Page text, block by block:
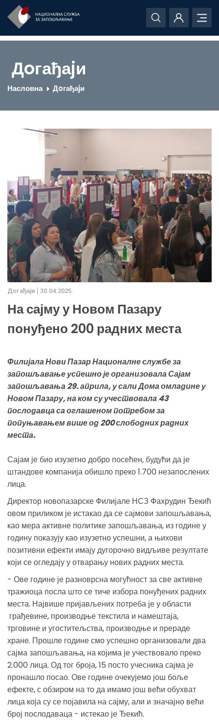
Дoгађаjи
Насловна Дoгађаjи
Дoгађаjи 30.04.2025.
На сајму у Новом Пазару
понуђено 200 радних места
Филијала Нови Пазар Националне службе за
запошљавање успешно је организовала Сајам
запошљавања 29. априла, у сали Дома омладине у
Новом Пазару, на ком су учествовала 43
послодавца са оглашеном потребом за
попуњавањем више од 200 слободних радних
места.
Сајам је био изузетно добро посећен, будући да је
штандове компанија обишло преко 1.700 незапослених
лица.
Директор новопазарске Филијале НСЗ Фахрудин Ђекић
овом приликом је истакао да се сајмови запошљавања,
као мера активне политике запошљавања, из године у
годину показују као изузетно успешни, а њихови
позитивни ефекти имају дугорочно видљиве резултате
који се огледају у отварању нових радних места.
- Ове године је разноврсна могућност за све активне
тражиоца посла што се тиче избора понуђених радних
места. Највише пријављених потреба је у области
грађевине, производње текстила и намештаја,
трговине и угоститељства, производње и прераде
хране. Прошле године смо успешно организовали два
сајма запошљавања, на којима је учествовало преко
2.000 лица. Од тог броја, 15 посто учесника сајма је
пронашло посао. Ове године очекујемо још боље
ефекте, с обзиром на то да имамо још већи обухват
лица која су се појавила на сајму, али и значајно већи
број послодаваца - истекао је Ђекић.